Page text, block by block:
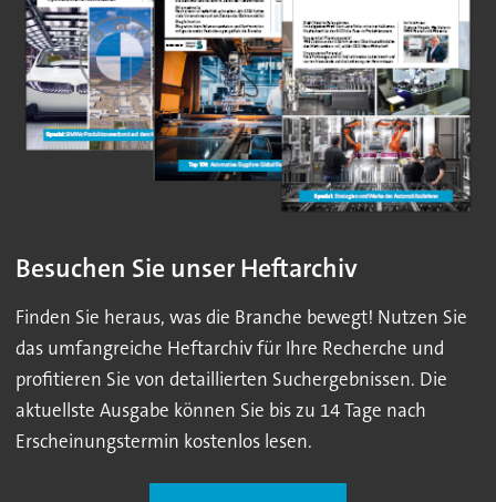
Besuchen Sie unser Heftarchiv
Finden Sie heraus, was die Branche bewegt! Nutzen Sie
das umfangreiche Heftarchiv für Ihre Recherche und
profitieren Sie von detaillierten Suchergebnissen. Die
aktuellste Ausgabe können Sie bis zu 14 Tage nach
Erscheinungstermin kostenlos lesen.